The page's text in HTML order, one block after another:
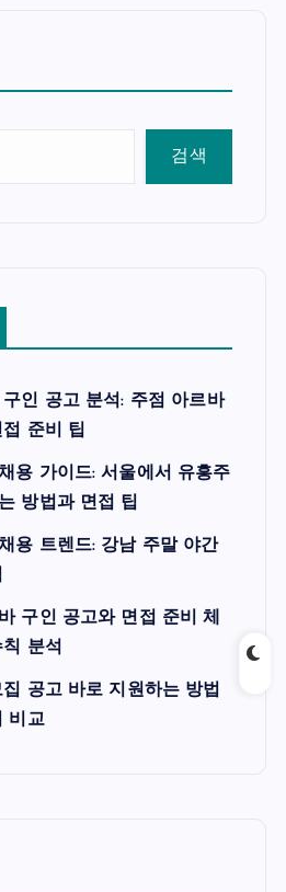
검색
인 공고 분석: 주점 아르바
준비 팁
용 가이드: 서울에서 유흥주
방법과 면접 팁
용 트렌드: 강남 주말 야간
구인 공고와 면접 준비 체
분석
공고 바로 지원하는 방법
비교